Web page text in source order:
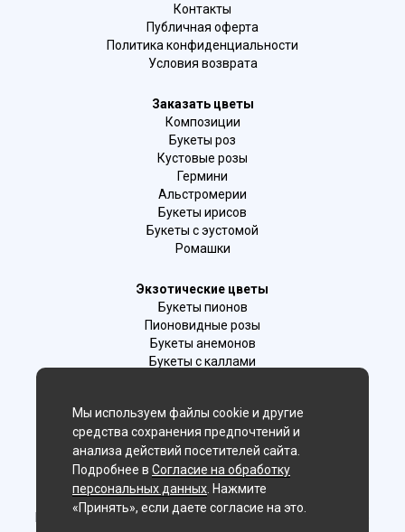
Контакты
Публичная оферта
Политика конфиденциальности
Условия возврата
Заказать цветы
Композиции
Букеты роз
Кустовые розы
Гермини
Альстромерии
Букеты ирисов
Букеты с эустомой
Ромашки
Экзотические цветы
Букеты пионов
Пионовидные розы
Букеты анемонов
Букеты с каллами
Лаванда
Гиацинты
Мы в соц. сетях:
Новосибирск, 2-й Бронный пер., 28/1 (цветочный салон)
Мы используем файлы cookie и другие
средства сохранения предпочтений и
анализа действий посетителей сайта.
Подробнее в Согласие на обработку
персональных данных . Нажмите
«Принять», если даете согласие на это.